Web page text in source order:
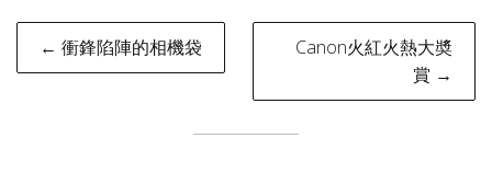
Post
navigation
← 衝鋒陷陣的相機袋
Canon火紅火熱大奬
賞 →